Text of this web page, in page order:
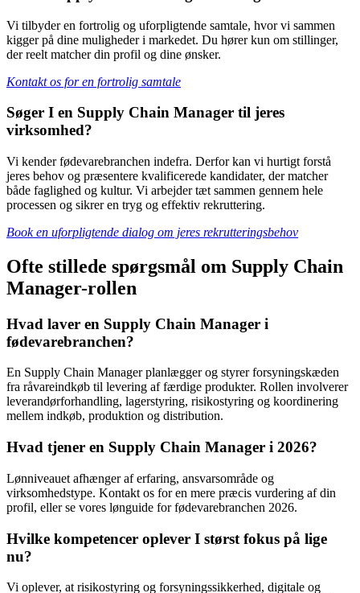
Vi tilbyder en fortrolig og uforpligtende samtale, hvor vi sammen
kigger på dine muligheder i markedet. Du hører kun om stillinger,
der reelt matcher din profil og dine ønsker.
Kontakt os for en fortrolig samtale
Søger I en Supply Chain Manager til jeres
virksomhed?
Vi kender fødevarebranchen indefra. Derfor kan vi hurtigt forstå
jeres behov og præsentere kvalificerede kandidater, der matcher
både faglighed og kultur. Vi arbejder tæt sammen gennem hele
processen og sikrer en tryg og effektiv rekruttering.
Book en uforpligtende dialog om jeres rekrutteringsbehov
Ofte stillede spørgsmål om Supply Chain
Manager-rollen
Hvad laver en Supply Chain Manager i
fødevarebranchen?
En Supply Chain Manager planlægger og styrer forsyningskæden
fra råvareindkøb til levering af færdige produkter. Rollen involverer
leverandørforhandling, lagerstyring, risikostyring og koordinering
mellem indkøb, produktion og distribution.
Hvad tjener en Supply Chain Manager i 2026?
Lønniveauet afhænger af erfaring, ansvarsområde og
virksomhedstype. Kontakt os for en mere præcis vurdering af din
profil, eller se vores lønguide for fødevarebranchen 2026.
Hvilke kompetencer oplever I størst fokus på lige
nu?
Vi oplever, at risikostyring og forsyningssikkerhed, digitale og